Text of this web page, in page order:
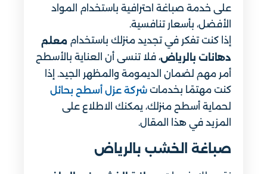
على خدمة صباغة احترافية باستخدام المواد
الأفضل، بأسعار تنافسية.
إذا كنت تفكر في تجديد منزلك باستخدام معلم
دهانات بالرياض، فلا تنسى أن العناية بالأسطح
أمر مهم لضمان الديمومة والمظهر الجيد. إذا
كنت مهتمًا بخدمات شركة عزل أسطح بحائل
لحماية أسطح منزلك، يمكنك الاطلاع على
المزيد في هذا المقال.
صباغة الخشب​ بالرياض